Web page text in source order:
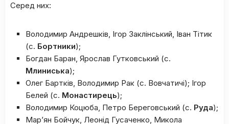
Серед них:
Володимир Андрешків, Ігор Заклінський, Іван Тітик
(с. Бортники);
Богдан Баран, Ярослав Гутковський (с.
Млиниська);
Олег Бартків, Володимир Рак (с. Вовчатичі); Ігор
Белей (с. Монастирець);
Володимир Коцюба, Петро Береговський (с. Руда);
Мар’ян Бойчук, Леонід Гусаченко, Микола